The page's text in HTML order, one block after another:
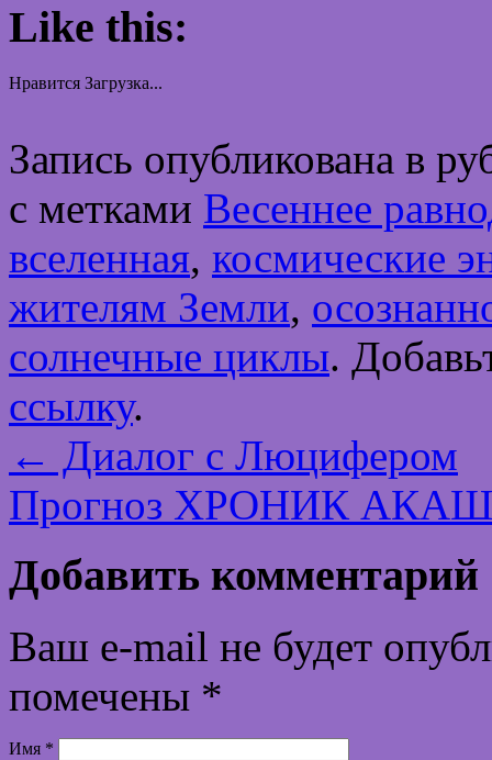
Like this:
Нравится Загрузка...
Запись опубликована в
с метками Весеннее
вселенная, космические
жителям Земли,
солнечные циклы.
ссылку.
← Диалог с Люцифером
Прогноз ХРОНИК
Добавить комментарий
Ваш e-mail не будет
помечены *
Имя *